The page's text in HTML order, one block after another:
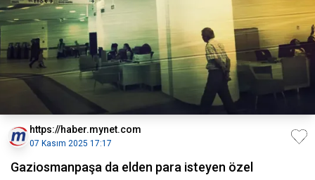
https://haber.mynet.com
07 Kasım 2025 17:17
Gaziosmanpaşa da elden para isteyen özel